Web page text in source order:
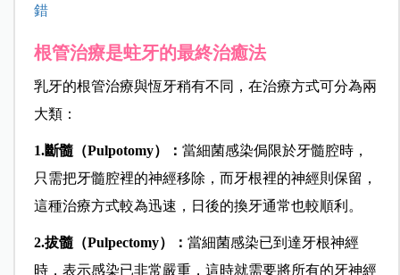
錯
根管治療是蛀牙的最終治癒法
乳牙的根管治療與恆牙稍有不同，在治療方式可分為兩
大類：
1.斷髓（Pulpotomy）： 當細菌感染侷限於牙髓腔時，
只需把牙髓腔裡的神經移除，而牙根裡的神經則保留，
這種治療方式較為迅速，日後的換牙通常也較順利。
2.拔髓（Pulpectomy）： 當細菌感染已到達牙根神經
時，表示感染已非常嚴重，這時就需要將所有的牙神經